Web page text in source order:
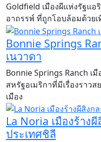
Goldfield เมืองผีแห่งรัฐแอ
อาถรรพ์ ที่ถูกโอบล้อมด้วยเ
Bonnie Springs
เนวาดา
Bonnie Springs Ranch เ
สหรัฐอเมริกาที่มีเรื่องราว
เมือง
La Noria เมืองร้าง
ประเทศชิลี